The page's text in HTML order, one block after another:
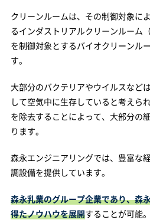
クリーンルームは、その制御対象に
るインダストリアルクリーンルーム
を制御対象とするバイオクリーンル
す。
大部分のバクテリアやウイルスなど
して空気中に生存していると考えら
を除去することによって、大部分の
ります。
森永エンジニアリングでは、豊富な
調設備を提供しています。
森永乳業のグループ企業であり、森
得たノウハウを展開することが可能。